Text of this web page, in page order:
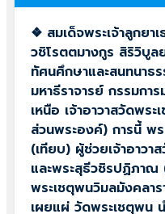
❖ สมเด็จพระเจ้าลูกยา
วชิโรตตมางกูร สิริวิบูล
ทัศนศึกษาและสนทนาธ
มหาธีราจารย์ กรรมกา
เหนือ เจ้าอาวาสวัดพร
ส่วนพระองค์) การนี้ พ
(เทียบ) ผู้ช่วยเจ้าอาวา
และพระสุธีวชิรปฏิภาณ
พระเชตุพนวิมลมังคลา
เผยแผ่ วัดพระเชตุพน